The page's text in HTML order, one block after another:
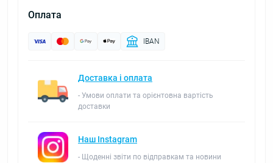
Оплата
IBAN
Доставка і оплата
- Умови оплати та орієнтовна вартість
доставки
Наш Instagram
- Щоденні звіти по відправкам та новини